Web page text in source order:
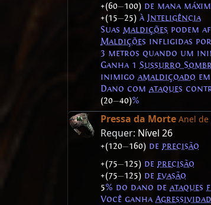
+(60—100) de mana
+(15—25) à Inteligência
Suas maldições podem
Maldições infligidas por
3 metros quando um
Ganha 1 Sussurro
inimigo amaldiçoado
Dano com ataques
(20—40)%
Pressa da Morte Anel de
Requer: Nível 26
+(120—160) de precisão
+(75—125) de precisão
+(75—125) de evasão
5% do dano de ataques
Você ganha